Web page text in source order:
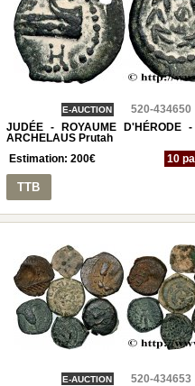
E-AUCTION
520-434650
JUDÉE - ROYAUME D'HÉRODE -
ARCHELAUS Prutah
Estimation:200€ 10
TTB
E-AUCTION
520-434653